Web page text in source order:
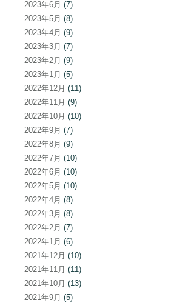
2023年6月 (7)
2023年5月 (8)
2023年4月 (9)
2023年3月 (7)
2023年2月 (9)
2023年1月 (5)
2022年12月 (11)
2022年11月 (9)
2022年10月 (10)
2022年9月 (7)
2022年8月 (9)
2022年7月 (10)
2022年6月 (10)
2022年5月 (10)
2022年4月 (8)
2022年3月 (8)
2022年2月 (7)
2022年1月 (6)
2021年12月 (10)
2021年11月 (11)
2021年10月 (13)
2021年9月 (5)